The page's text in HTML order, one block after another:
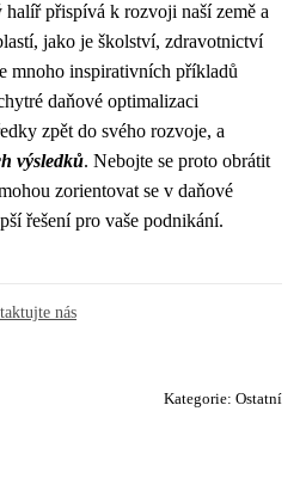
přispívá k rozvoji naší země a
jako je školství, zdravotnictví
mnoho inspirativních příkladů
daňové optimalizaci
zpět do svého rozvoje, a
výsledků. Nebojte se proto obrátit
zorientovat se v daňové
řešení pro vaše podnikání.
nás
Kategorie: Ostatní